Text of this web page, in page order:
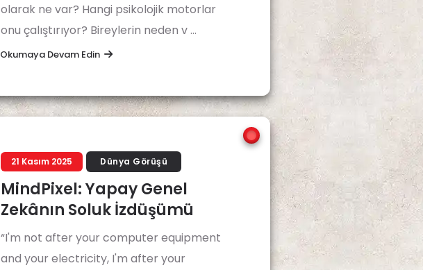
olarak ne var? Hangi psikolojik motorlar
onu çalıştırıyor? Bireylerin neden v ...
Okumaya Devam Edin
21 Kasım 2025 Dünya Görüşü
MindPixel: Yapay Genel
Zekânın Soluk İzdüşümü
“I'm not after your computer equipment
and your electricity, I'm after your